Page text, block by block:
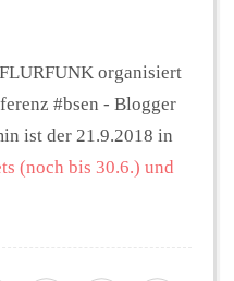
FLURFUNK organisiert
#bsen - Blogger
ist der 21.9.2018 in
(noch bis 30.6.) und